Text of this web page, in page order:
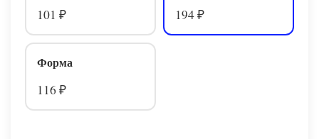
101 ₽
194 ₽
Форма
116 ₽